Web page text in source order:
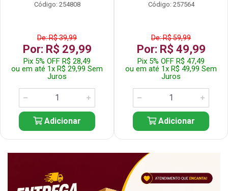
Código: 254808
De: R$ 39,99
Por: R$ 29,99
Pix 5% OFF R$ 28,49
ou em até 1x R$ 29,99 Sem
Juros
Adicionar
Código: 257564
De: R$ 59,99
Por: R$ 49,99
Pix 5% OFF R$ 47,49
ou em até 1x R$ 49,99 Sem
Juros
Adicionar